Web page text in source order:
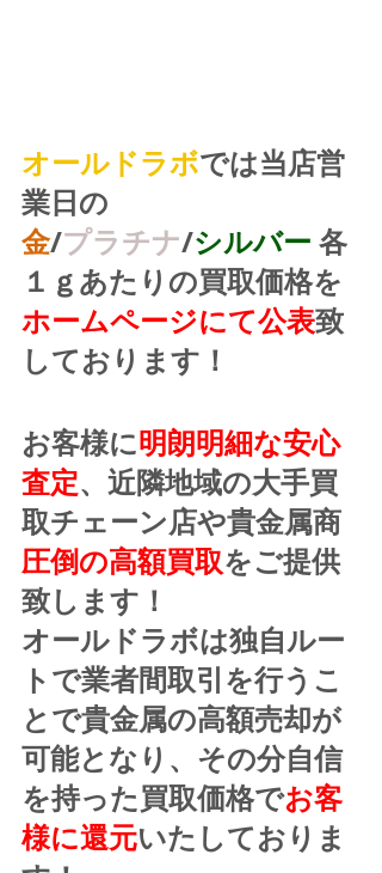
オールドラボでは当店営
業日の
金/プラチナ/シルバー 各
１ｇあたりの買取価格を
ホームページにて公表致
しております！
お客様に明朗明細な安心
査定、近隣地域の大手買
取チェーン店や貴金属商
圧倒の高額買取をご提供
致します！
オールドラボは独自ルー
トで業者間取引を行うこ
とで貴金属の高額売却が
可能となり、その分自信
を持った買取価格でお客
様に還元いたしておりま